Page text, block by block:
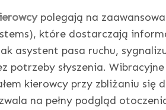
polegają na
które dostarczają
asystent pasa ruchu,
potrzeby słyszenia.
kierowcy przy zbliżaniu się
na pełny podgląd